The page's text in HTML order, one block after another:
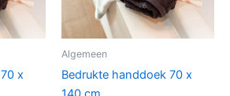
x
Algemeen
Bedrukte handdoek 70 x